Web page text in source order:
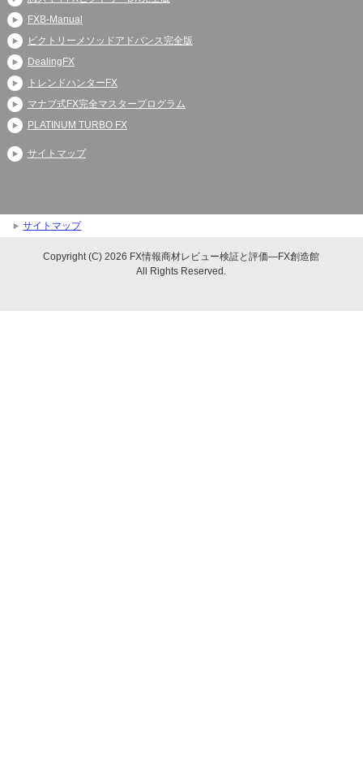
FXB-Manual
ビクトリーメソッドアドバンス完全版
DealingFX
トレンドハンターFX
マナブ式FX完全マスタープログラム
PLATINUM TURBO FX
サイトマップ
サイトマップ
Copyright (C) 2026 FX情報商材レビュー検証と評価―FX創造館
All Rights Reserved.